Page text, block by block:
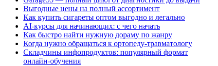
Выгодные цены на полный ассортимент
Как купить сигареты оптом выгодно и легально
AI-курсы для начинающих: с чего начать
Как быстро найти нужную дораму по жанру
Когда нужно обращаться к ортопеду-травматологу
Складчины инфопродуктов: популярный формат
онлайн-обучения